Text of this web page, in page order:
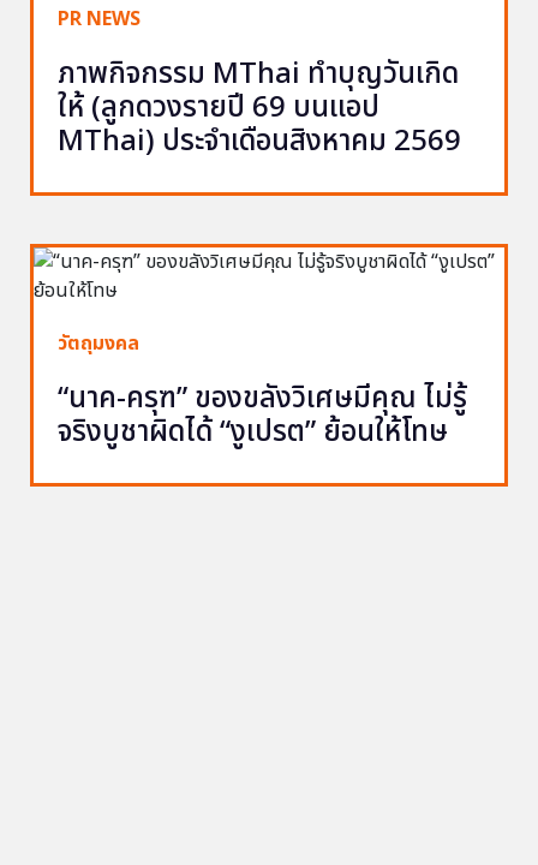
PR NEWS
ภาพกิจกรรม MThai ทำบุญวันเกิด
ให้ (ลูกดวงรายปี 69 บนแอป
MThai) ประจำเดือนสิงหาคม 2569
วัตถุมงคล
“นาค-ครุฑ” ของขลังวิเศษมีคุณ ไม่รู้
จริงบูชาผิดได้ “งูเปรต” ย้อนให้โทษ